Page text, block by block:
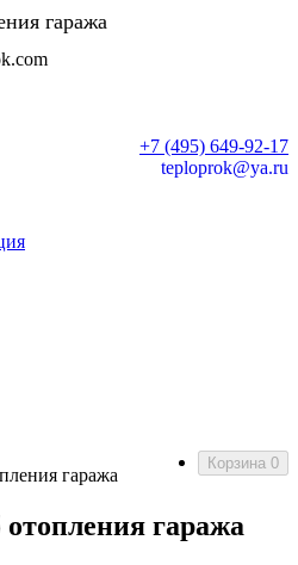
гаража
+7 (495) 649-92-17
teploprok@ya.ru
Корзина 0
гаража
гаража